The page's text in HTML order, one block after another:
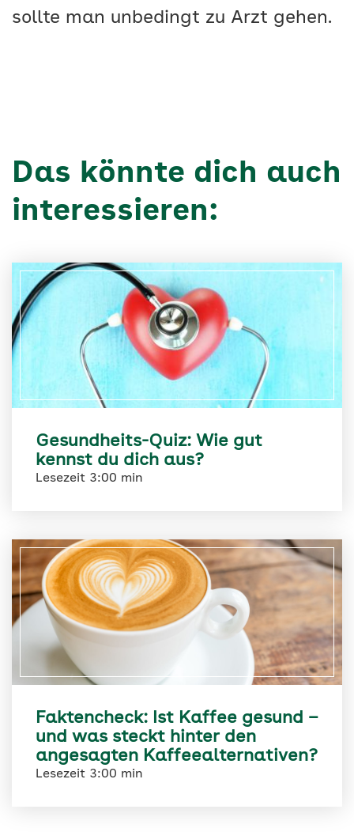
sollte man unbedingt zu Arzt gehen.
Das könnte dich auch
interessieren:
Gesundheits-Quiz: Wie gut
kennst du dich aus?
Lesezeit 3:00 min
Faktencheck: Ist Kaffee gesund –
und was steckt hinter den
angesagten Kaffeealternativen?
Lesezeit 3:00 min